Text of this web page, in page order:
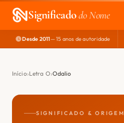
Significadodo Nome
EXPLORAR
NOME PERFEITO
Desde 2011— 15 anos de autoridade
Início Letra O Odalio
SIGNIFICADO & ORIGEM